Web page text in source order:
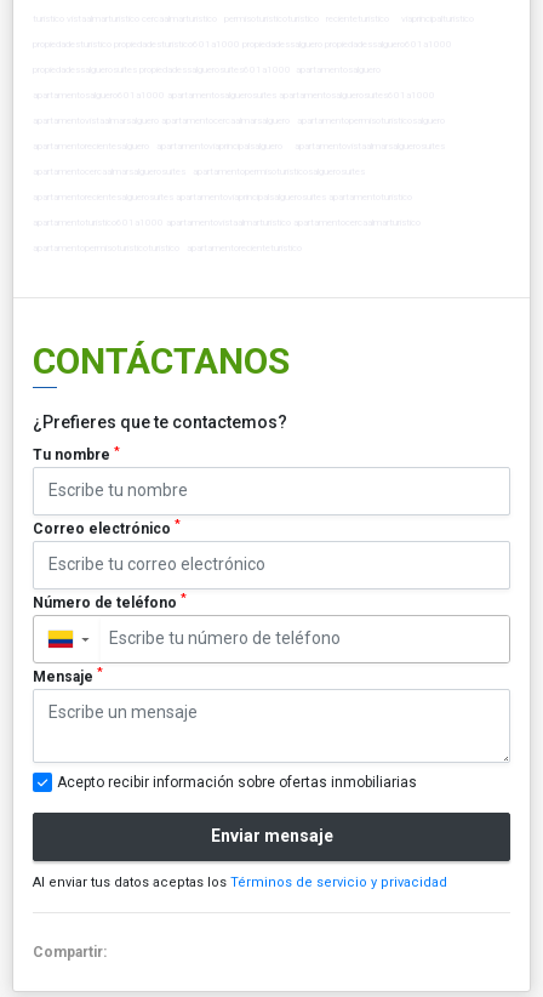
CONTÁCTANOS
¿Prefieres que te contactemos?
Tu nombre *
Correo electrónico *
Número de teléfono *
▼
Mensaje *
Acepto recibir información sobre ofertas inmobiliarias
Enviar mensaje
Al enviar tus datos aceptas los Términos de servicio y privacidad
Compartir: